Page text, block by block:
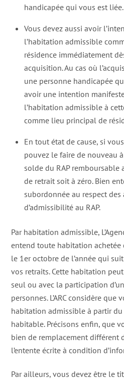
handicapée qui vous est liée.
Vous devez aussi avoir
l’habitation admissible
résidence immédiatement
acquisition. Au cas où
une personne handicapée
avoir une intention
l’habitation admissible à
comme lieu principal de
En tout état de cause, si
pouvez le faire de nouveau
solde du RAP remboursable
de retrait soit à zéro. Bien
subordonnée au respect des
d’admissibilité au RAP.
Par habitation admissible,
entend toute habitation
le 1er octobre de l’année qui
vos retraits. Cette habitation
seul ou avec la participation
personnes. L’ARC considère
habitation admissible à partir
habitable. Précisons enfin, que
bien de remplacement différent
l’entente écrite à condition
Par ailleurs, vous devez être le